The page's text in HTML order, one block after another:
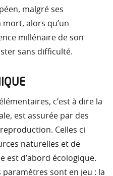
malgré ses
alors qu’un
millénaire de son
sans difficulté.
c’est à dire la
est assurée par des
Celles ci
naturelles et de
est d’abord écologique.
sont en jeu : la